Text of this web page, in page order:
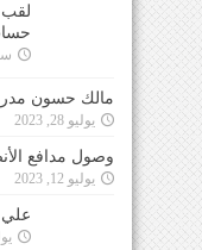
لقب
مالك حسون
يوليو 28, 2023
وصول مدافع
يوليو 12, 2023
علي